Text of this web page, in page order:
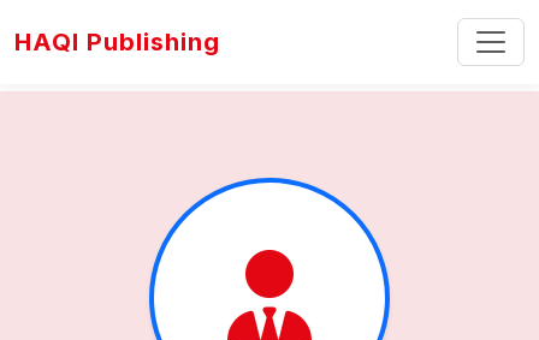
HAQI Publishing